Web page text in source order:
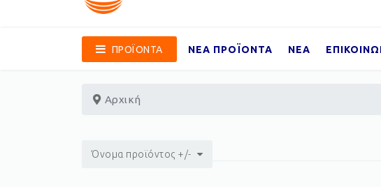
ΠΡΟΪΟΝΤΑ ΝΕΑ ΠΡΟΪΟΝΤΑ ΝΕΑ
Αρχική
Όνομα προϊόντος +/-